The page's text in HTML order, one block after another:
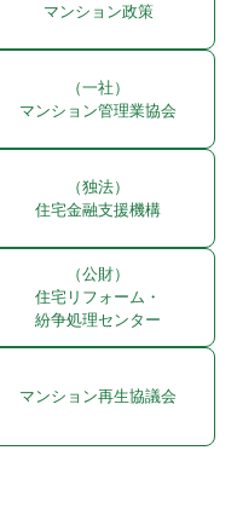
マンション政策
（一社）
マンション管理業協会
（独法）
住宅金融支援機構
（公財）
住宅リフォーム・
紛争処理センター
マンション再生協議会